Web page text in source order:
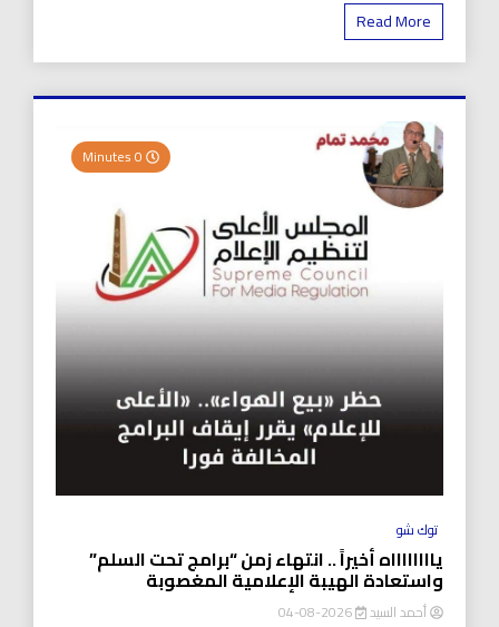
Read More
توك شو
يااااااااه أخيراً .. انتهاء زمن “برامج تحت السلم”
واستعادة الهيبة الإعلامية المغصوبة
أحمد السيد 2026-08-04